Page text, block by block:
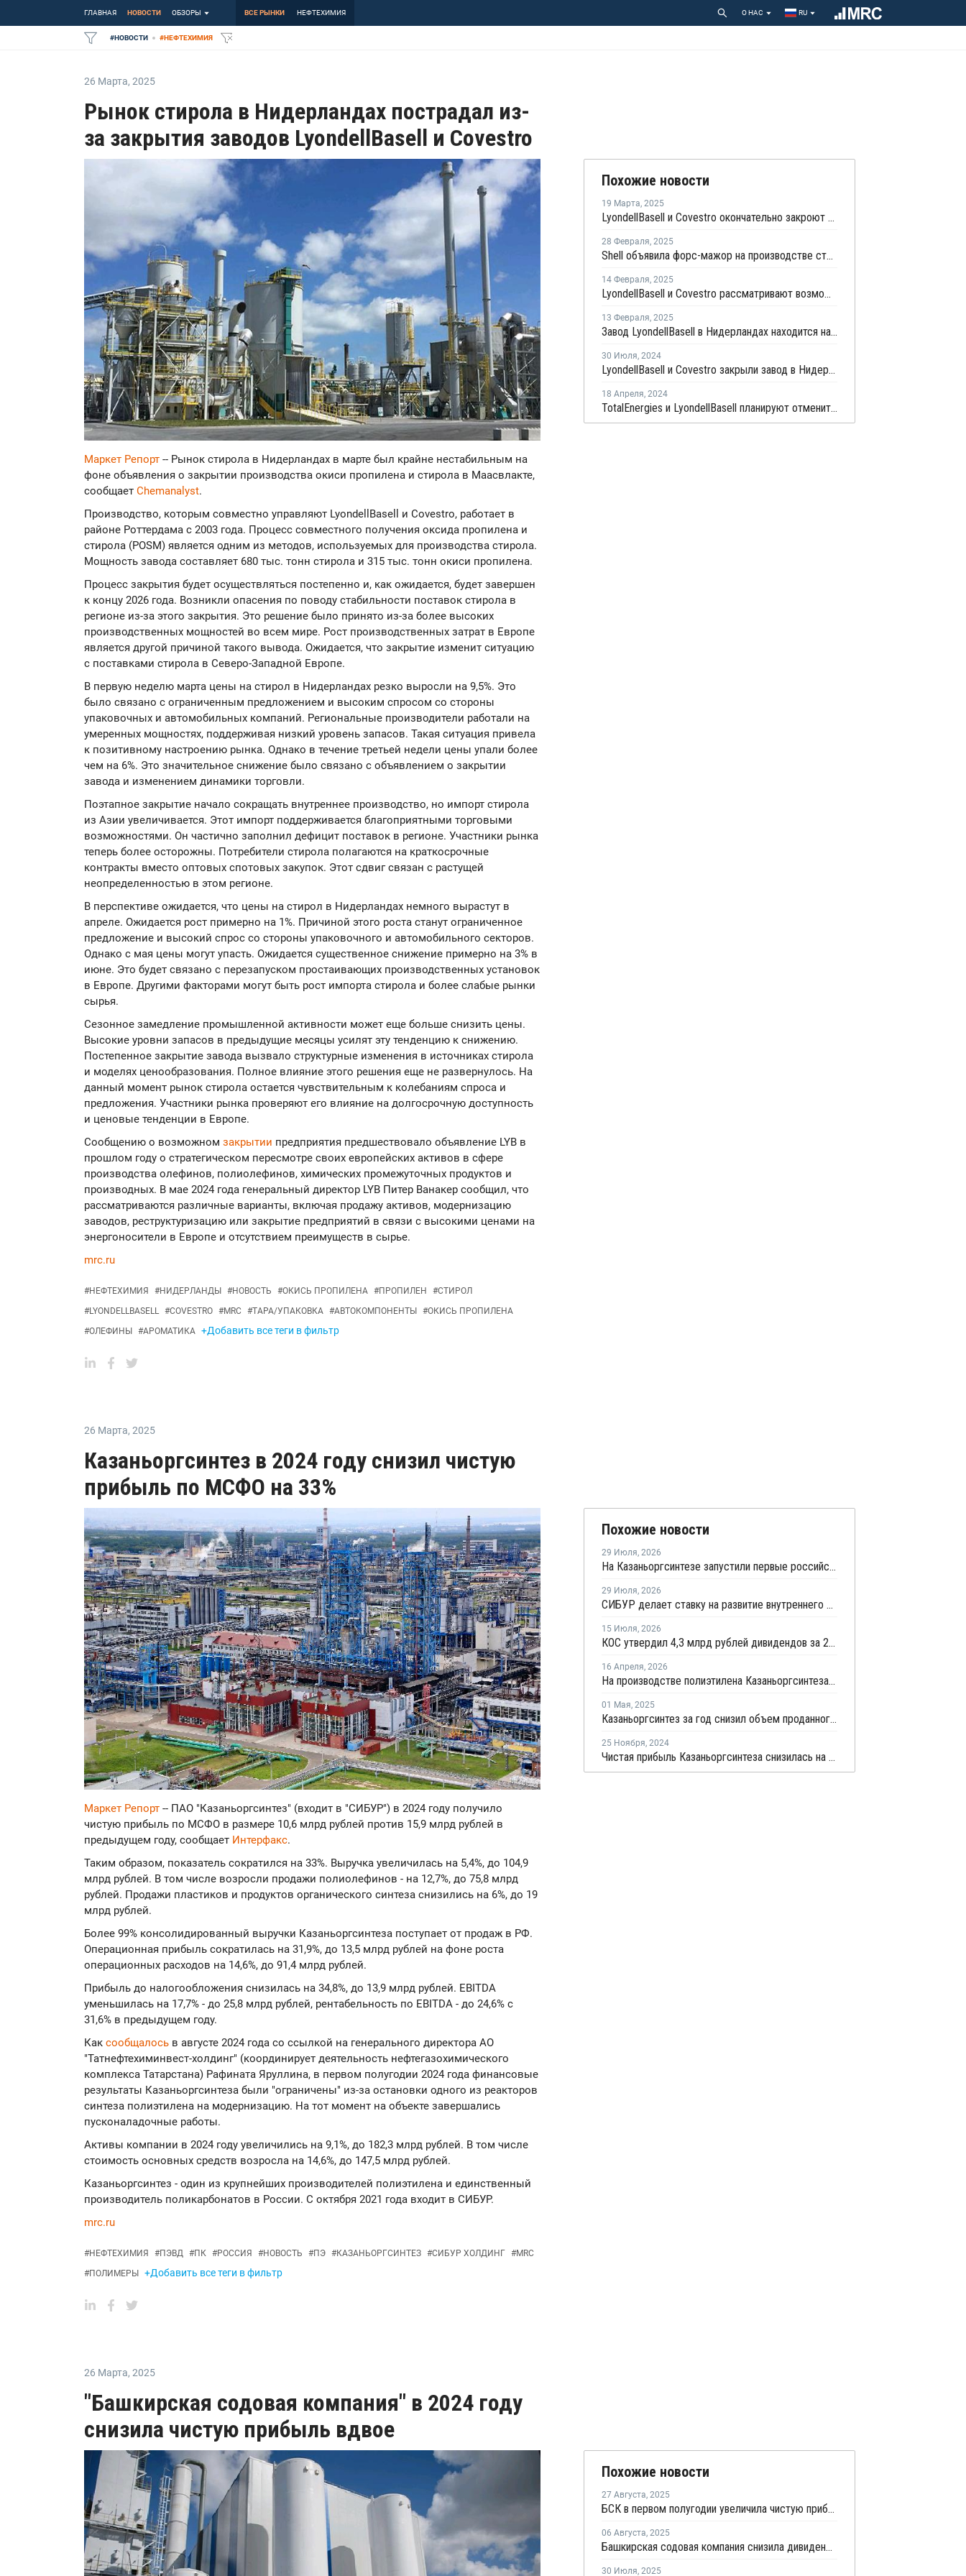
ГЛАВНАЯ НОВОСТИ ОБЗОРЫ ВСЕ РЫНКИ НЕФТЕХИМИЯ О НАС RU
#НОВОСТИ #НЕФТЕХИМИЯ
26 Марта, 2025
Рынок стирола в Нидерландах пострадал из-
за закрытия заводов LyondellBasell и Covestro
Маркет Репорт -- Рынок стирола в Нидерландах в марте был крайне нестабильным на
фоне объявления о закрытии производства окиси пропилена и стирола в Маасвлакте,
сообщает Chemanalyst.
Производство, которым совместно управляют LyondellBasell и Covestro, работает в
районе Роттердама с 2003 года. Процесс совместного получения оксида пропилена и
стирола (POSM) является одним из методов, используемых для производства стирола.
Мощность завода составляет 680 тыс. тонн стирола и 315 тыс. тонн окиси пропилена.
Процесс закрытия будет осуществляться постепенно и, как ожидается, будет завершен
к концу 2026 года. Возникли опасения по поводу стабильности поставок стирола в
регионе из-за этого закрытия. Это решение было принято из-за более высоких
производственных мощностей во всем мире. Рост производственных затрат в Европе
является другой причиной такого вывода. Ожидается, что закрытие изменит ситуацию
с поставками стирола в Северо-Западной Европе.
В первую неделю марта цены на стирол в Нидерландах резко выросли на 9,5%. Это
было связано с ограниченным предложением и высоким спросом со стороны
упаковочных и автомобильных компаний. Региональные производители работали на
умеренных мощностях, поддерживая низкий уровень запасов. Такая ситуация привела
к позитивному настроению рынка. Однако в течение третьей недели цены упали более
чем на 6%. Это значительное снижение было связано с объявлением о закрытии
завода и изменением динамики торговли.
Поэтапное закрытие начало сокращать внутреннее производство, но импорт стирола
из Азии увеличивается. Этот импорт поддерживается благоприятными торговыми
возможностями. Он частично заполнил дефицит поставок в регионе. Участники рынка
теперь более осторожны. Потребители стирола полагаются на краткосрочные
контракты вместо оптовых спотовых закупок. Этот сдвиг связан с растущей
неопределенностью в этом регионе.
В перспективе ожидается, что цены на стирол в Нидерландах немного вырастут в
апреле. Ожидается рост примерно на 1%. Причиной этого роста станут ограниченное
предложение и высокий спрос со стороны упаковочного и автомобильного секторов.
Однако с мая цены могут упасть. Ожидается существенное снижение примерно на 3% в
июне. Это будет связано с перезапуском простаивающих производственных установок
в Европе. Другими факторами могут быть рост импорта стирола и более слабые рынки
сырья.
Сезонное замедление промышленной активности может еще больше снизить цены.
Высокие уровни запасов в предыдущие месяцы усилят эту тенденцию к снижению.
Постепенное закрытие завода вызвало структурные изменения в источниках стирола
и моделях ценообразования. Полное влияние этого решения еще не развернулось. На
данный момент рынок стирола остается чувствительным к колебаниям спроса и
предложения. Участники рынка проверяют его влияние на долгосрочную доступность
и ценовые тенденции в Европе.
Сообщению о возможном закрытии предприятия предшествовало объявление LYB в
прошлом году о стратегическом пересмотре своих европейских активов в сфере
производства олефинов, полиолефинов, химических промежуточных продуктов и
производных. В мае 2024 года генеральный директор LYB Питер Ванакер сообщил, что
рассматриваются различные варианты, включая продажу активов, модернизацию
заводов, реструктуризацию или закрытие предприятий в связи с высокими ценами на
энергоносители в Европе и отсутствием преимуществ в сырье.
mrc.ru
#НЕФТЕХИМИЯ #НИДЕРЛАНДЫ #НОВОСТЬ #ОКИСЬ ПРОПИЛЕНА #ПРОПИЛЕН #СТИРОЛ
#LYONDELLBASELL #COVESTRO #MRC #ТАРА/УПАКОВКА #АВТОКОМПОНЕНТЫ #ОКИСЬ ПРОПИЛЕНА
#ОЛЕФИНЫ #АРОМАТИКА +Добавить все теги в фильтр
Похожие новости
19 Марта, 2025
LyondellBasell и Covestro окончательно закроют производство стирола и окиси пропилена в Нидерландах
28 Февраля, 2025
Shell объявила форс-мажор на производстве стирола и окиси пропилена в Нидерландах
14 Февраля, 2025
LyondellBasell и Covestro рассматривают возможность реструктуризации совместного завода в Нидерландах
13 Февраля, 2025
Завод LyondellBasell в Нидерландах находится на грани закрытия
30 Июля, 2024
LyondellBasell и Covestro закрыли завод в Нидерландах
18 Апреля, 2024
TotalEnergies и LyondellBasell планируют отменить форс-мажор на поставку стирола и полиолефинов
26 Марта, 2025
Казаньоргсинтез в 2024 году снизил чистую
прибыль по МСФО на 33%
Маркет Репорт -- ПАО "Казаньоргсинтез" (входит в "СИБУР") в 2024 году получило
чистую прибыль по МСФО в размере 10,6 млрд рублей против 15,9 млрд рублей в
предыдущем году, сообщает Интерфакс.
Таким образом, показатель сократился на 33%. Выручка увеличилась на 5,4%, до 104,9
млрд рублей. В том числе возросли продажи полиолефинов - на 12,7%, до 75,8 млрд
рублей. Продажи пластиков и продуктов органического синтеза снизились на 6%, до 19
млрд рублей.
Более 99% консолидированный выручки Казаньоргсинтеза поступает от продаж в РФ.
Операционная прибыль сократилась на 31,9%, до 13,5 млрд рублей на фоне роста
операционных расходов на 14,6%, до 91,4 млрд рублей.
Прибыль до налогообложения снизилась на 34,8%, до 13,9 млрд рублей. EBITDA
уменьшилась на 17,7% - до 25,8 млрд рублей, рентабельность по EBITDA - до 24,6% с
31,6% в предыдущем году.
Как сообщалось в августе 2024 года со ссылкой на генерального директора АО
"Татнефтехиминвест-холдинг" (координирует деятельность нефтегазохимического
комплекса Татарстана) Рафината Яруллина, в первом полугодии 2024 года финансовые
результаты Казаньоргсинтеза были "ограничены" из-за остановки одного из реакторов
синтеза полиэтилена на модернизацию. На тот момент на объекте завершались
пусконаладочные работы.
Активы компании в 2024 году увеличились на 9,1%, до 182,3 млрд рублей. В том числе
стоимость основных средств возросла на 14,6%, до 147,5 млрд рублей.
Казаньоргсинтез - один из крупнейших производителей полиэтилена и единственный
производитель поликарбонатов в России. С октября 2021 года входит в СИБУР.
mrc.ru
#НЕФТЕХИМИЯ #ПЭВД #ПК #РОССИЯ #НОВОСТЬ #ПЭ #КАЗАНЬОРГСИНТЕЗ #СИБУР ХОЛДИНГ #MRC
#ПОЛИМЕРЫ +Добавить все теги в фильтр
Похожие новости
29 Июля, 2026
На Казаньоргсинтезе запустили первые российские закалочно-испарительные аппараты
29 Июля, 2026
СИБУР делает ставку на развитие внутреннего рынка: как холдинг стимулирует спрос на полимеры в ритейле
15 Июля, 2026
КОС утвердил 4,3 млрд рублей дивидендов за 2025 год
16 Апреля, 2026
На производстве полиэтилена Казаньоргсинтеза начался плановый ремонт
01 Мая, 2025
Казаньоргсинтез за год снизил объем проданного поликарбоната на 16%
25 Ноября, 2024
Чистая прибыль Казаньоргсинтеза снизилась на 31% за девять месяцев
26 Марта, 2025
"Башкирская содовая компания" в 2024 году
снизила чистую прибыль вдвое
Похожие новости
27 Августа, 2025
БСК в первом полугодии увеличила чистую прибыль на 2%
06 Августа, 2025
Башкирская содовая компания снизила дивиденды за 2024 год на 39%
30 Июля, 2025